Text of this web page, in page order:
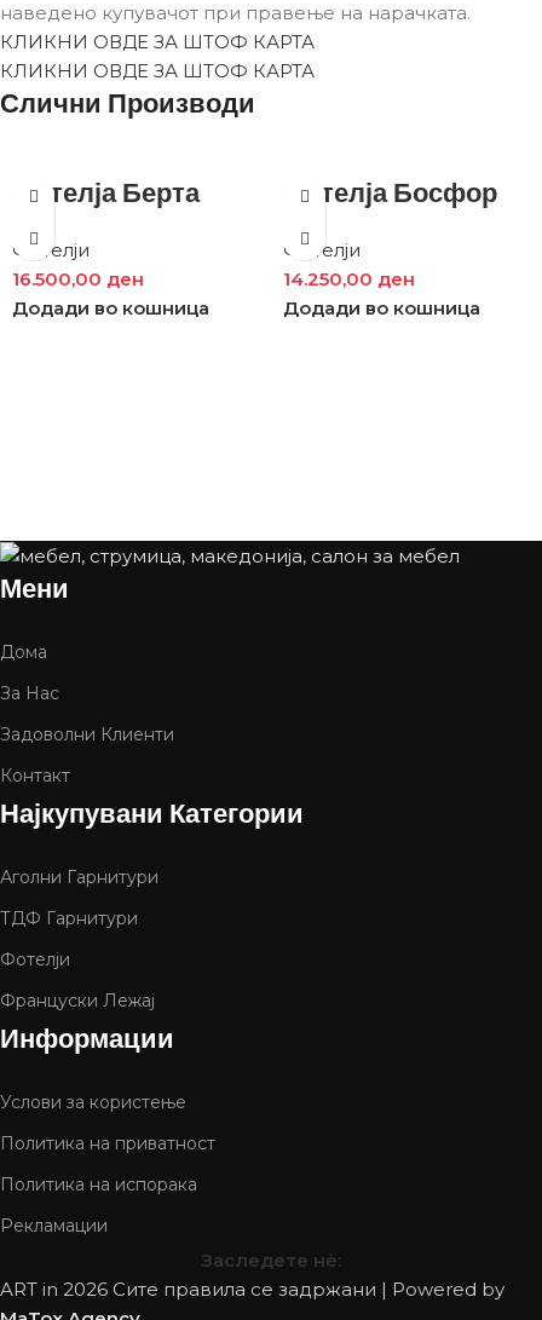
наведено купувачот при правење на нарачката.
КЛИКНИ ОВДЕ ЗА ШТОФ КАРТА
КЛИКНИ ОВДЕ ЗА ШТОФ КАРТА
Слични Производи
Фотелја Берта
Фотелји
16.500,00 ден
Додади во кошница
Фотелја Босфор
Фотелји
14.250,00 ден
Додади во кошница
Мени
Дома
За Нас
Задоволни Клиенти
Контакт
Најкупувани Категории
Аголни Гарнитури
ТДФ Гарнитури
Фотелји
Француски Лежај
Информации
Услови за користење
Политика на приватност
Политика на испорака
Рекламации
Заследете нѐ:
ART in 2026 Сите правила се задржани | Powered by